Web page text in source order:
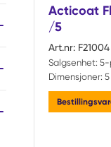
Acticoat
/5
Art.nr: F21004
Salgsenhet: 5-
Dimensjoner: